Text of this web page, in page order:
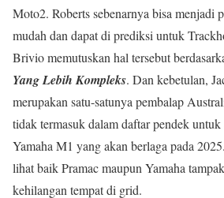
Moto2. Roberts sebenarnya bisa menjadi
mudah dan dapat di prediksi untuk
Brivio memutuskan hal tersebut
Yang Lebih Kompleks. Dan kebetulan,
merupakan satu-satunya pembalap
tidak termasuk dalam daftar pendek untuk
Yamaha M1 yang akan berlaga pada
lihat baik Pramac maupun Yamaha
kehilangan tempat di grid.